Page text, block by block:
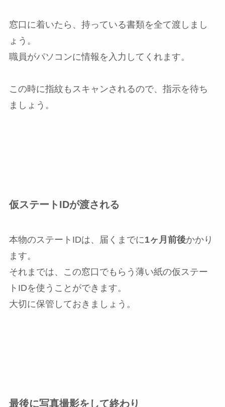
窓口に着いたら、持っている書類を全て渡しまし
ょう。
職員がパソコンに情報を入力してくれます。
この時に指紋もスキャンされるので、指示を待ち
ましょう。
仮ステートIDが渡される
本物のステートIDは、届くまでに1ヶ月前後かかり
ます。
それまでは、この窓口でもらう薄い紙の仮ステー
トIDを使うことができます。
大切に保管しておきましょう。
最後に写真撮影をして終わり